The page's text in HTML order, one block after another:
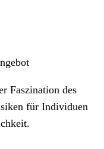
Faszination des
für Individuen